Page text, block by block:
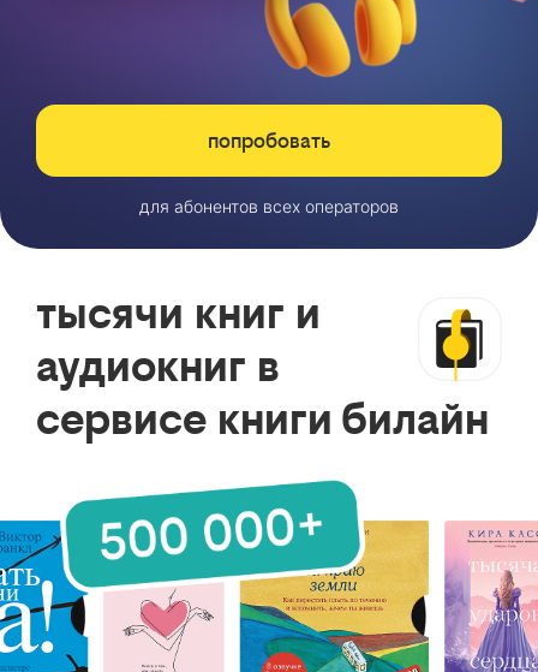
попробовать
для абонентов всех операторов
тысячи книг и
аудиокниг в
сервисе книги билайн